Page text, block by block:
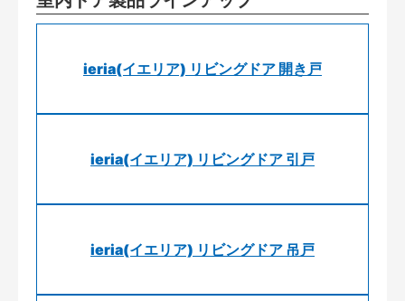
ieria(イエリア) リビングドア 開き戸
ieria(イエリア) リビングドア 引戸
ieria(イエリア) リビングドア 吊戸